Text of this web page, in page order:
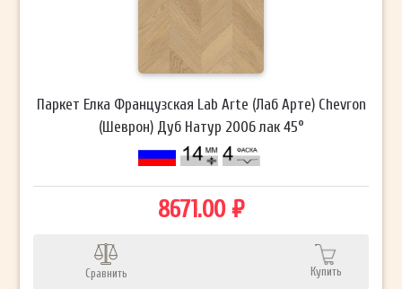
Паркет Елка Французская Lab Arte (Лаб Арте) Chevron
(Шеврон) Дуб Натур 2006 лак 45°
8671.00 ₽
Сравнить Купить